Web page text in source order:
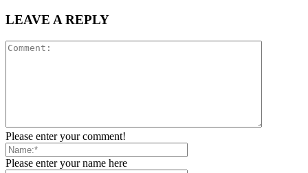
LEAVE A REPLY
Please enter your comment!
Please enter your name here